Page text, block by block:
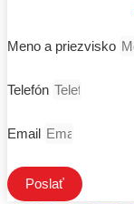
Meno a priezvisko
Telefón
Email
Poslať